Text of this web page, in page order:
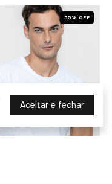
Aceitar e fechar
55% OFF